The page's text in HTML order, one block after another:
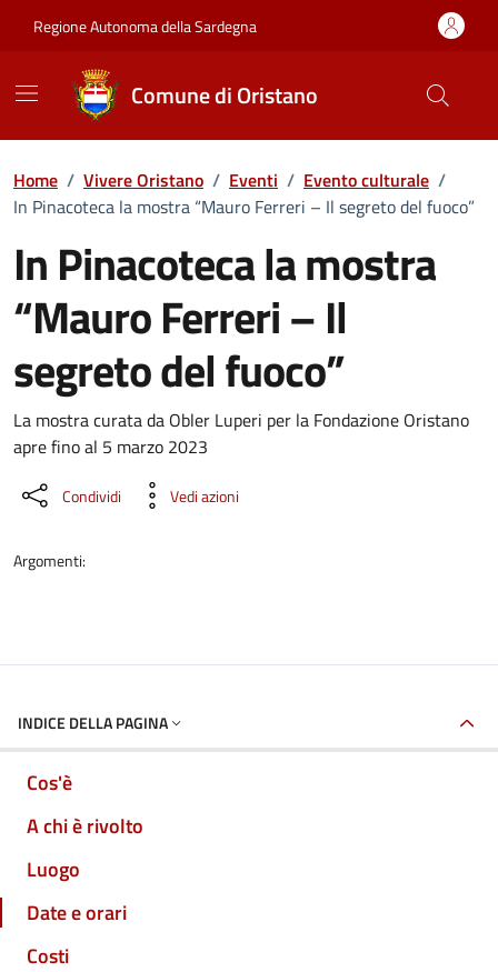
Regione Autonoma della Sardegna
Comune di Oristano
Home / Vivere Oristano / Eventi / Evento culturale /
In Pinacoteca la mostra “Mauro Ferreri – Il segreto del fuoco”
In Pinacoteca la mostra
“Mauro Ferreri – Il
segreto del fuoco”
Dettaglio dell'evento
La mostra curata da Obler Luperi per la Fondazione Oristano
apre fino al 5 marzo 2023
Condividi Vedi azioni
Argomenti:
INDICE DELLA PAGINA
Cos'è
A chi è rivolto
Luogo
Date e orari
Costi